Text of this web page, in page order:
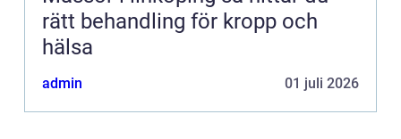
rätt behandling för kropp och
hälsa
admin 01 juli 2026